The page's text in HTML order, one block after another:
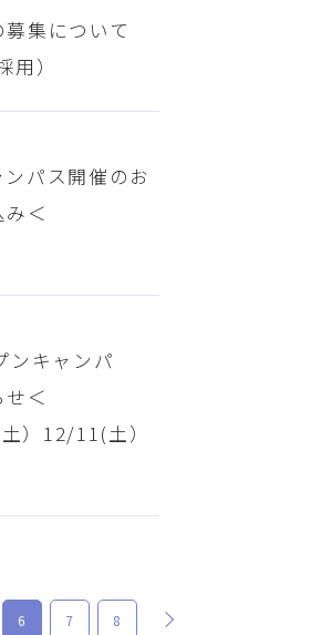
集について
用）
パス開催のお
＜
ンキャンパ
＜
）12/11(土）
6 7 8